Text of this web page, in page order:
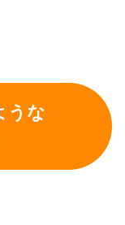
うな